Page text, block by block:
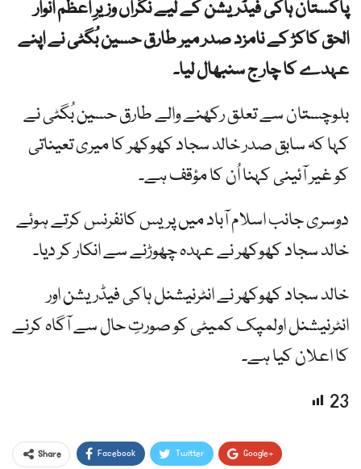
پاکستان ہاکی فیڈریشن کے لیے نگراں وزیرِ اعظم انوار
الحق کاکڑ کے نامزد صدر میر طارق حسین بُگٹی نے اپنے
عہدے کا چار ج سنبھال لیا۔
بلوچستان سے تعلق رکھنے والے طارق حسین بُگٹی نے
کہا کہ سابق صدر خالد سجاد کھوکھر کا میری تعیناتی
کو غیر آئینی کہنا اُن کا مؤقف ہے۔
دوسری جانب اسلام آباد میں پریس کانفرنس کرتے ہوئے
خالد سجاد کھوکھر نے عہدہ چھوڑنے سے انکار کر دیا۔
خالد سجاد کھوکھر نے انٹرنیشنل ہاکی فیڈریشن اور
انٹرنیشنل اولمپک کمیٹی کو صورتِ حال سے آگاہ کرنے
کا اعلان کیا ہے۔
23
Share Facebook Twitter Google+